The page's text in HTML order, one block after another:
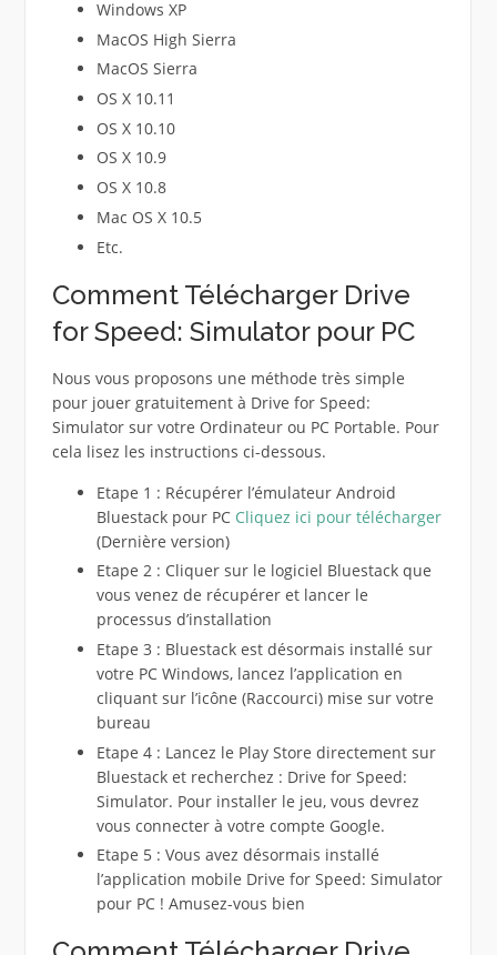
Windows XP
MacOS High Sierra
MacOS Sierra
OS X 10.11
OS X 10.10
OS X 10.9
OS X 10.8
Mac OS X 10.5
Etc.
Comment Télécharger Drive
for Speed: Simulator pour PC
Nous vous proposons une méthode très simple
pour jouer gratuitement à Drive for Speed:
Simulator sur votre Ordinateur ou PC Portable. Pour
cela lisez les instructions ci-dessous.
Etape 1 : Récupérer l’émulateur Android
Bluestack pour PC Cliquez ici pour télécharger
(Dernière version)
Etape 2 : Cliquer sur le logiciel Bluestack que
vous venez de récupérer et lancer le
processus d’installation
Etape 3 : Bluestack est désormais installé sur
votre PC Windows, lancez l’application en
cliquant sur l’icône (Raccourci) mise sur votre
bureau
Etape 4 : Lancez le Play Store directement sur
Bluestack et recherchez : Drive for Speed:
Simulator. Pour installer le jeu, vous devrez
vous connecter à votre compte Google.
Etape 5 : Vous avez désormais installé
l’application mobile Drive for Speed: Simulator
pour PC ! Amusez-vous bien